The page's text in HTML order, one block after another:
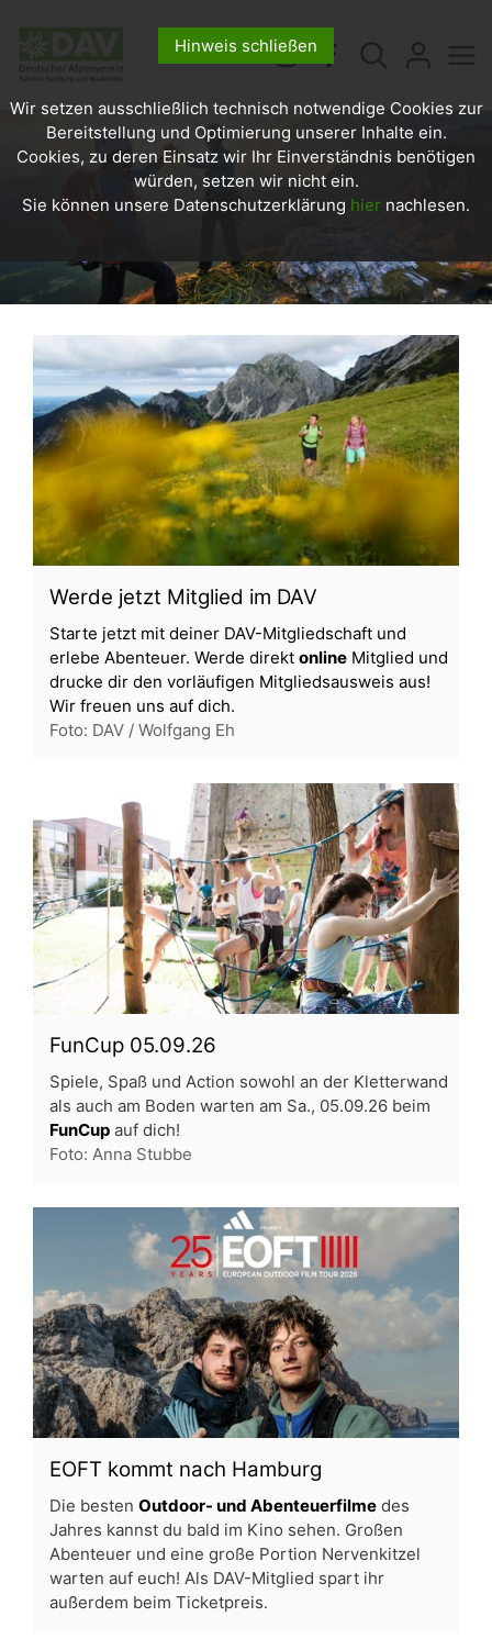
Werde jetzt Mitglied im DAV
Starte jetzt mit deiner DAV-Mitgliedschaft und
erlebe Abenteuer. Werde direkt online Mitglied und
drucke dir den vorläufigen Mitgliedsausweis aus!
Wir freuen uns auf dich.
Foto: DAV / Wolfgang Eh
FunCup 05.09.26
Spiele, Spaß und Action sowohl an der Kletterwand
als auch am Boden warten am Sa., 05.09.26 beim
FunCup auf dich!
Foto: Anna Stubbe
EOFT kommt nach Hamburg
Die besten Outdoor- und Abenteuerfilme des
Jahres kannst du bald im Kino sehen. Großen
Abenteuer und eine große Portion Nervenkitzel
warten auf euch! Als DAV-Mitglied spart ihr
außerdem beim Ticketpreis.
Hinweis schließen
Wir setzen ausschließlich technisch notwendige Cookies zur
Bereitstellung und Optimierung unserer Inhalte ein.
Cookies, zu deren Einsatz wir Ihr Einverständnis benötigen
würden, setzen wir nicht ein.
Sie können unsere Datenschutzerklärung hier nachlesen.